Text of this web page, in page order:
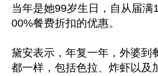
当年是她99岁生日，自从届满
00%餐费折扣的优惠。
黛安表示，年复一年，外婆到
都一样，包括色拉、炸虾以及